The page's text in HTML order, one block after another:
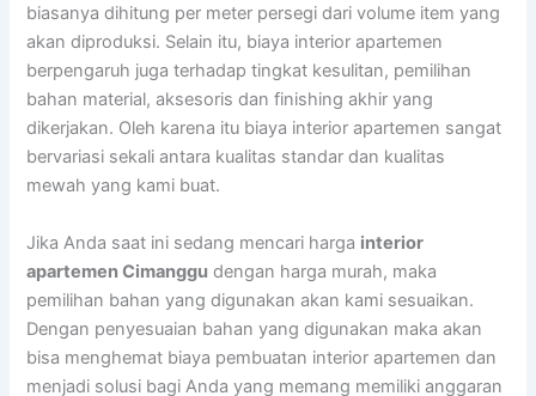
biasanya dihitung per meter persegi dari volume item yang
akan diproduksi. Selain itu, biaya interior apartemen
berpengaruh juga terhadap tingkat kesulitan, pemilihan
bahan material, aksesoris dan finishing akhir yang
dikerjakan. Oleh karena itu biaya interior apartemen sangat
bervariasi sekali antara kualitas standar dan kualitas
mewah yang kami buat.
Jika Anda saat ini sedang mencari harga interior
apartemen Cimanggu dengan harga murah, maka
pemilihan bahan yang digunakan akan kami sesuaikan.
Dengan penyesuaian bahan yang digunakan maka akan
bisa menghemat biaya pembuatan interior apartemen dan
menjadi solusi bagi Anda yang memang memiliki anggaran